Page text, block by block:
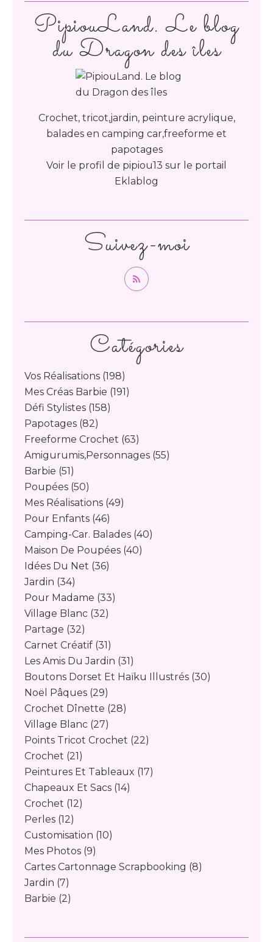
Catégories
Vos Réalisations (198)
Mes Créas Barbie (191)
Défi Stylistes (158)
Papotages (82)
Freeforme Crochet (63)
Amigurumis,personnages (55)
Barbie (51)
Poupées (50)
Mes Réalisations (49)
Pour Enfants (46)
Camping-Car. Balades (40)
Maison De Poupées (40)
Idées Du Net (36)
Jardin (34)
Pour Madame (33)
Village Blanc (32)
Partage (32)
Carnet Créatif (31)
Les Amis Du Jardin (31)
Boutons Dorset Et Haïku Illustrés (30)
Noël Pâques (29)
Crochet Dînette (28)
Village Blanc (27)
Points Tricot Crochet (22)
Crochet (21)
Peintures Et Tableaux (17)
Chapeaux Et Sacs (14)
Crochet (12)
Perles (12)
Customisation (10)
Mes Photos (9)
Cartes Cartonnage Scrapbooking (8)
Jardin (7)
Barbie (2)
PipiouLand. Le blog
du Dragon des îles
Crochet, tricot,jardin, peinture acrylique,
balades en camping car,freeforme et
papotages
Voir le profil de pipiou13 sur le portail
Eklablog
Suivez-moi